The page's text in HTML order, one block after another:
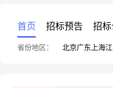
首页 招标预告 招
省份地区： 北京广东 上海